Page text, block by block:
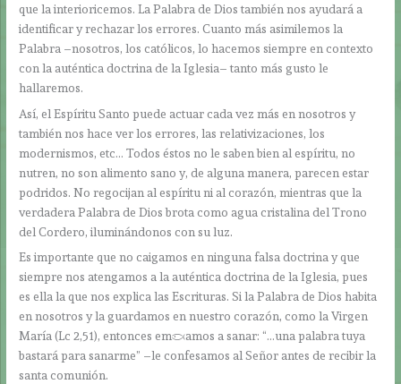
que la interioricemos. La Palabra de Dios también nos ayudará a
identificar y rechazar los errores. Cuanto más asimilemos la
Palabra –nosotros, los católicos, lo hacemos siempre en contexto
con la auténtica doctrina de la Iglesia– tanto más gusto le
hallaremos.
Así, el Espíritu Santo puede actuar cada vez más en nosotros y
también nos hace ver los errores, las relativizaciones, los
modernismos, etc… Todos éstos no le saben bien al espíritu, no
nutren, no son alimento sano y, de alguna manera, parecen estar
podridos. No regocijan al espíritu ni al corazón, mientras que la
verdadera Palabra de Dios brota como agua cristalina del Trono
del Cordero, iluminándonos con su luz.
Es importante que no caigamos en ninguna falsa doctrina y que
siempre nos atengamos a la auténtica doctrina de la Iglesia, pues
es ella la que nos explica las Escrituras. Si la Palabra de Dios habita
en nosotros y la guardamos en nuestro corazón, como la Virgen
María (Lc 2,51), entonces empezamos a sanar: “…una palabra tuya
bastará para sanarme” –le confesamos al Señor antes de recibir la
santa comunión.